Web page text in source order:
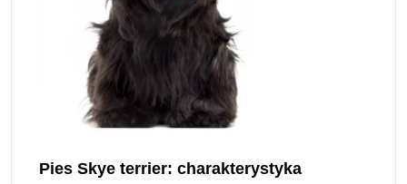
Pies Skye terrier: charakterystyka